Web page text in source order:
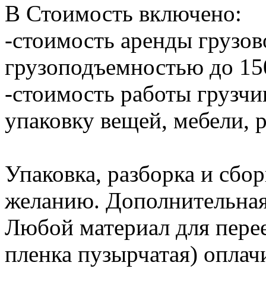
В Стоимость включено:
-стоимость аренды
грузоподъемностью до
-стоимость работы
упаковку вещей, мебели,
Упаковка, разборка и
желанию. Дополнительная
Любой материал для
пленка пузырчатая)